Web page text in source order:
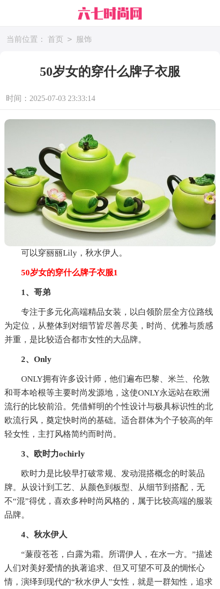
当前位置： 首页 > 服饰
50岁女的穿什么牌子衣服
时间：2025-07-03 23:33:14
可以穿丽丽Lily，秋水伊人。
50岁女的穿什么牌子衣服1
1、哥弟
专注于多元化高端精品女装，以白领阶层全方位路线
为定位，从整体到对细节皆尽善尽美，时尚、优雅与质感
并重，是比较适合都市女性的大品牌。
2、Only
ONLY拥有许多设计师，他们遍布巴黎、米兰、伦敦
和哥本哈根等主要时尚发源地，这使ONLY永远站在欧洲
流行的比较前沿。凭借鲜明的个性设计与极具标识性的北
欧流行风，奠定快时尚的基础。适合群体为个子较高的年
轻女性，主打风格简约而时尚。
3、欧时力ochirly
欧时力是比较早打破常规、发动混搭概念的时装品
牌。从设计到工艺、从颜色到板型、从细节到搭配，无
不“混”得优，喜欢多种时尚风格的，属于比较高端的服装
品牌。
4、秋水伊人
“蒹葭苍苍，白露为霜。所谓伊人，在水一方。”描述
人们对美好爱情的执著追求、但又可望不可及的惆怅心
情，演绎到现代的“秋水伊人”女性，就是一群知性，追求